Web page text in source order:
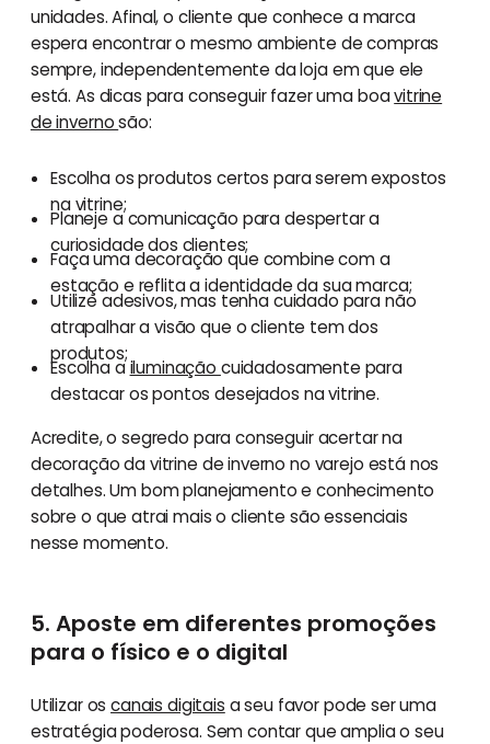
unidades. Afinal, o cliente que conhece a marca
espera encontrar o mesmo ambiente de compras
sempre, independentemente da loja em que ele
está. As dicas para conseguir fazer uma boavitrine
de invernosão:
Escolha os produtos certos para serem expostos
na vitrine;
Planeje a comunicação para despertar a
curiosidade dos clientes;
Faça uma decoração que combine com a
estação e reflita a identidade da sua marca;
Utilize adesivos, mas tenha cuidado para não
atrapalhar a visão que o cliente tem dos
produtos;
Escolha ailuminação cuidadosamente para
destacar os pontos desejados na vitrine.
Acredite, o segredo para conseguir acertar na
decoração da vitrine de inverno no varejo está nos
detalhes. Um bom planejamento e conhecimento
sobre o que atrai mais o cliente são essenciais
nesse momento.
5. Aposte em diferentes promoções
para o físico e o digital
Utilizar oscanais digitais a seu favor pode ser uma
estratégia poderosa. Sem contar que amplia o seu